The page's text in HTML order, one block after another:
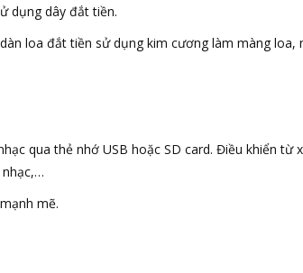
dụng dây đắt tiền.
loa đắt tiền sử dụng kim cương làm màng
qua thẻ nhớ USB hoặc SD card. Điều khiển
mẽ.